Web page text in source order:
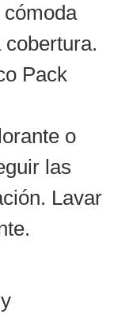
Pack
o
las
Lavar